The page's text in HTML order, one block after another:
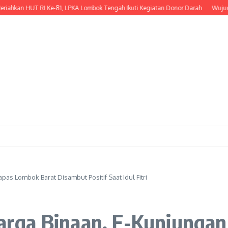
RI Ke-81, LPKA Lombok Tengah Ikuti Kegiatan Donor Darah Wujud
Lombok Barat Disambut Positif Saat Idul Fitri
Binaan, E-